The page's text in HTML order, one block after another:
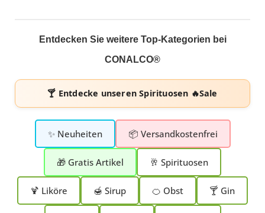
Entdecken Sie weitere Top-Kategorien bei
CONALCO®
🍸 Entdecke unserenSpirituosen 🔥Sale
✨ Neuheiten 📦 Versandkostenfrei
🎁 Gratis Artikel 🥂 Spirituosen
🍹 Liköre 🍯 Sirup 🍊 Obst 🍸 Gin